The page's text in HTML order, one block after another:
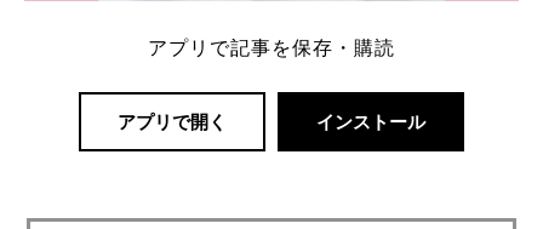
アプリで記事を保存・購読
アプリで開く インストール